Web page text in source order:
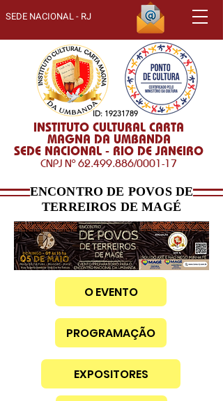
SEDE NACIONAL - RJ
INSTITUTO CULTURAL CARTA
MAGNA DA UMBANDA
SEDE NACIONAL - RIO DE JANEIRO
CNPJ Nº62.499.886/0001-17
ID: 19231789
ENCONTRO DE POVOS DE
TERREIROS DE MAGÉ
O EVENTO
PROGRAMAÇÃO
EXPOSITORES